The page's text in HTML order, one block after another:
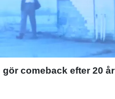
comeback efter 20 år